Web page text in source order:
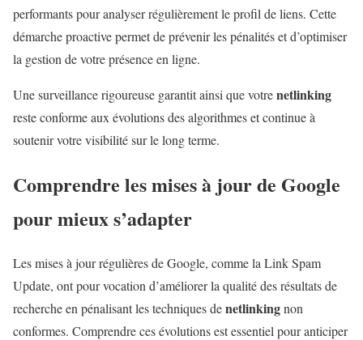
performants pour analyser régulièrement le profil de liens. Cette
démarche proactive permet de prévenir les pénalités et d’optimiser
la gestion de votre présence en ligne.
Une surveillance rigoureuse garantit ainsi que votrenetlinking
reste conforme aux évolutions des algorithmes et continue à
soutenir votre visibilité sur le long terme.
Comprendre les mises à jour de Google
pour mieux s’adapter
Les mises à jour régulières de Google, comme la Link Spam
Update, ont pour vocation d’améliorer la qualité des résultats de
recherche en pénalisant les techniques denetlinkingnon
conformes. Comprendre ces évolutions est essentiel pour anticiper